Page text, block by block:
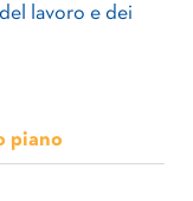
lavoro e dei
piano